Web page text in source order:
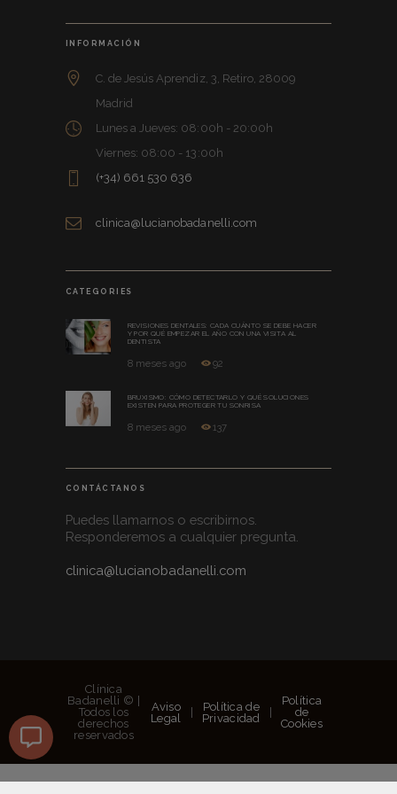
INFORMACIÓN
C. de Jesús Aprendiz, 3, Retiro, 28009
Madrid
Lunes a Jueves: 08:00h - 20:00h
Viernes: 08:00 - 13:00h
(+34) 661 530 636
clinica@lucianobadanelli.com
CATEGORIES
REVISIONES DENTALES: CADA CUÁNTO SE DEBE HACER
Y POR QUÉ EMPEZAR EL AÑO CON UNA VISITA AL
DENTISTA
8 meses ago 92
BRUXISMO: CÓMO DETECTARLO Y QUÉ SOLUCIONES
EXISTEN PARA PROTEGER TU SONRISA
8 meses ago 137
CONTÁCTANOS
Puedes llamarnos o escribirnos.
Responderemos a cualquier pregunta.
clinica@lucianobadanelli.com
Clínica
Badanelli © |
Todos los
derechos
reservados
Aviso
Legal
Política de
Privacidad
Política
de
Cookies